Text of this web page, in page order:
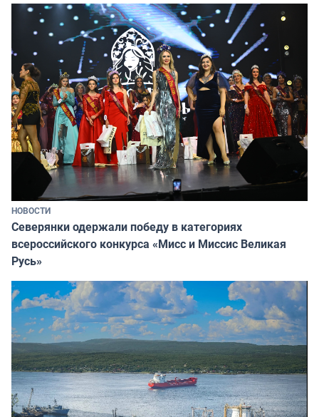
НОВОСТИ
Северянки одержали победу в категориях
всероссийского конкурса «Мисс и Миссис Великая
Русь»